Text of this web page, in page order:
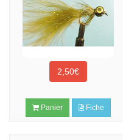
2,50€
Panier Fiche